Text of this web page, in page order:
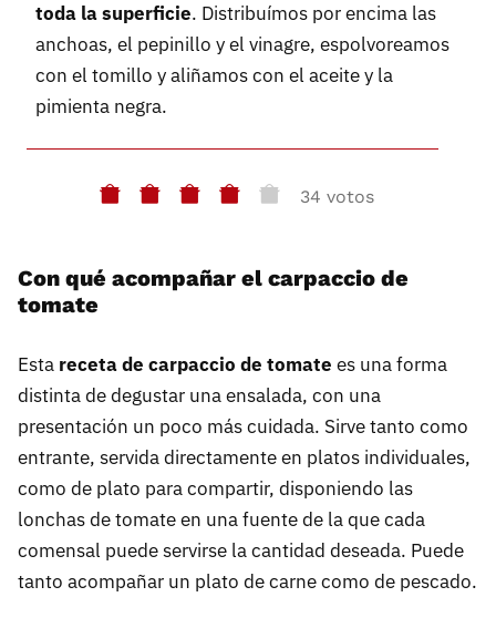
toda la superficie. Distribuímos por encima las
anchoas, el pepinillo y el vinagre, espolvoreamos
con el tomillo y aliñamos con el aceite y la
pimienta negra.
34 votos
Con qué acompañar el carpaccio de
tomate
Esta receta de carpaccio de tomate es una forma
distinta de degustar una ensalada, con una
presentación un poco más cuidada. Sirve tanto como
entrante, servida directamente en platos individuales,
como de plato para compartir, disponiendo las
lonchas de tomate en una fuente de la que cada
comensal puede servirse la cantidad deseada. Puede
tanto acompañar un plato de carne como de pescado.